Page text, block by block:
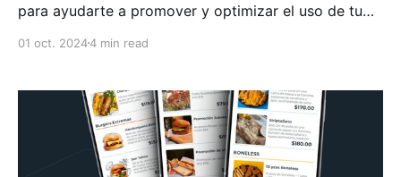
para ayudarte a promover y optimizar el uso de tu
alcances el éxito esperado. El éxito en la
domicilio, radica en dos
01 oct. 20244 min read